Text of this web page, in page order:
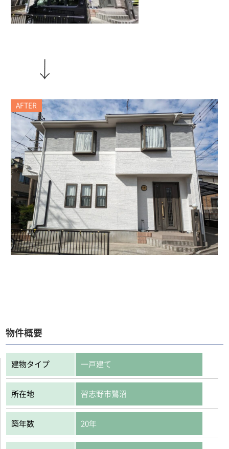
AFTER
物件概要
建物タイプ 一戸建て
所在地 習志野市鷺沼
築年数 20年